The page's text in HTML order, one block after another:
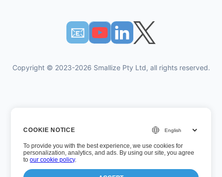
📧︎
Copyright © 2023-2026 Smallize Pty Ltd, all rights reserved.
개인 정보 정책
경영진 액세스
COOKIE NOTICE
To provide you with the best experience, we use cookies for
personalization, analytics, and ads. By using our site, you agree
toour cookie policy.